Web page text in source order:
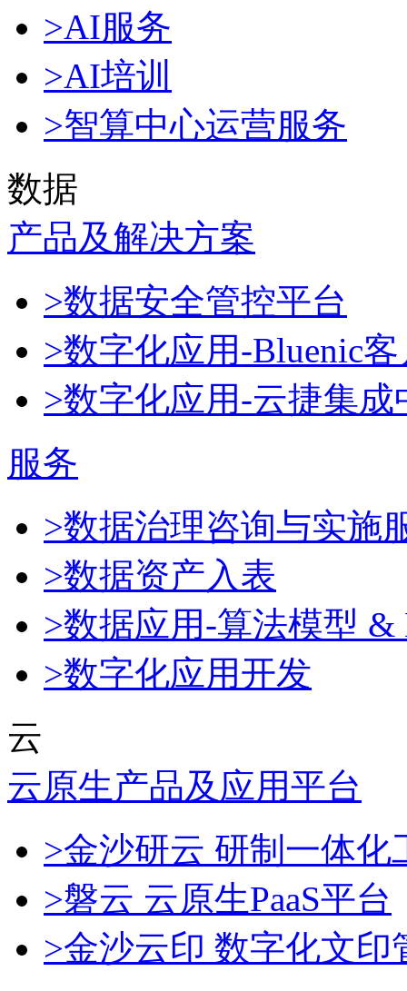
>AI服务
>AI培训
>智算中心运营服务
数据
产品及解决方案
>数据安全管控平台
>数字化应用-Bluenic
>数字化应用-云捷集成
服务
>数据治理咨询与实施
>数据资产入表
>数据应用-算法模型 &
>数字化应用开发
云
云原生产品及应用平台
>金沙研云 研制一体
>磐云 云原生PaaS平台
>金沙云印 数字化文印